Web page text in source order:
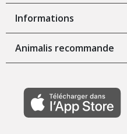
Informations
Animalis recommande